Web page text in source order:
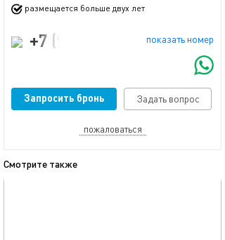
размещается больше двух лет
показать номер
+7 (968) 777-77-28
Запросить бронь Задать вопрос
пожаловаться
Смотрите также